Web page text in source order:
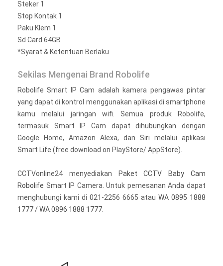
Steker 1
Stop Kontak 1
Paku Klem 1
Sd Card 64GB
*Syarat & Ketentuan Berlaku
Sekilas Mengenai Brand Robolife
Robolife Smart IP Cam adalah kamera pengawas pintar
yang dapat di kontrol menggunakan aplikasi di smartphone
kamu melalui jaringan wifi. Semua produk Robolife,
termasuk Smart IP Cam dapat dihubungkan dengan
Google Home, Amazon Alexa, dan Siri melalui aplikasi
Smart Life (free download on PlayStore/ AppStore).
CCTVonline24 menyediakan
Paket CCTV Baby Cam
Robolife Smart IP Camera. Untuk pemesanan Anda dapat
menghubungi kami di 021-2256 6665 atau WA 0895 1888
1777/WA 0896 1888 1777